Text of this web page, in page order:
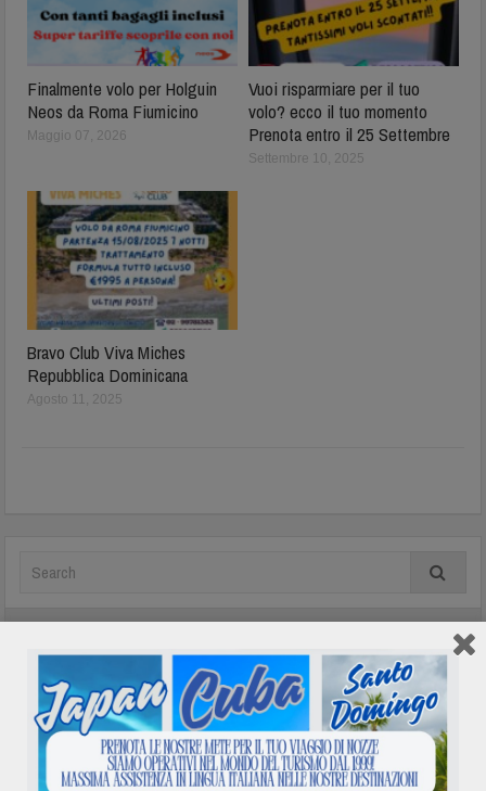
Finalmente volo per Holguin
Neos da Roma Fiumicino
Maggio 07, 2026
Vuoi risparmiare per il tuo
volo? ecco il tuo momento
Prenota entro il 25 Settembre
Settembre 10, 2025
Bravo Club Viva Miches
Repubblica Dominicana
Agosto 11, 2025
In evidenza